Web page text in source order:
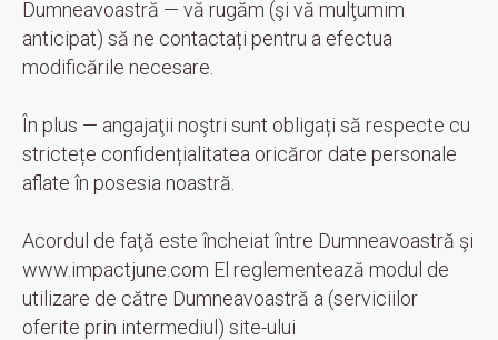
Dumneavoastră — vă rugăm (şi vă mulţumim
anticipat) să ne contactați pentru a efectua
modificările necesare.
În plus — angajaţii noştri sunt obligați să respecte cu
strictețe confidențialitatea oricăror date personale
aflate în posesia noastră.
Acordul de faţă este încheiat între Dumneavoastră şi
www.impactjune.com El reglementează modul de
utilizare de către Dumneavoastră a (serviciilor
oferite prin intermediul) site-ului